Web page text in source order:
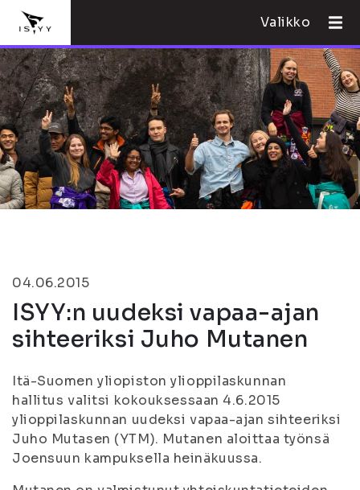
Valikko
04.06.2015
ISYY:n uudeksi vapaa-ajan
sihteeriksi Juho Mutanen
Itä-Suomen yliopiston ylioppilaskunnan
hallitus valitsi kokouksessaan 4.6.2015
ylioppilaskunnan uudeksi vapaa-ajan sihteeriksi
Juho Mutasen (YTM). Mutanen aloittaa työnsä
Joensuun kampuksella heinäkuussa.